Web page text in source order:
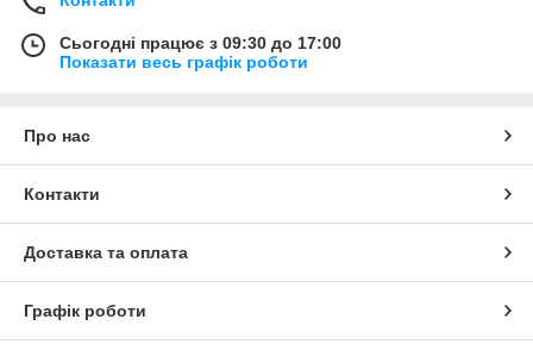
Сьогодні працює з 09:30 до 17:00
Показати весь графік роботи
Про нас
Контакти
Доставка та оплата
Графік роботи